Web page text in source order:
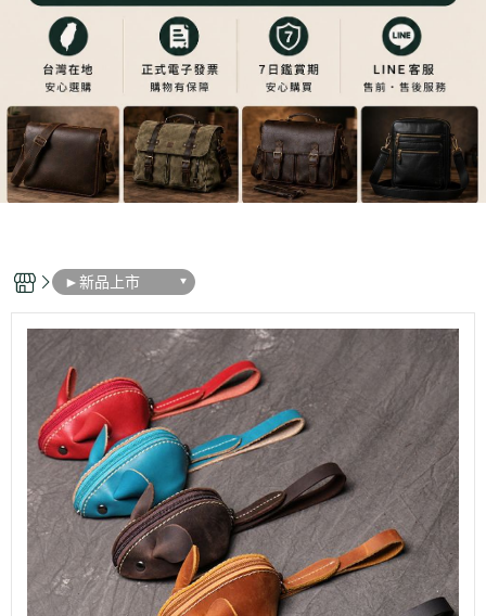
►新品上市